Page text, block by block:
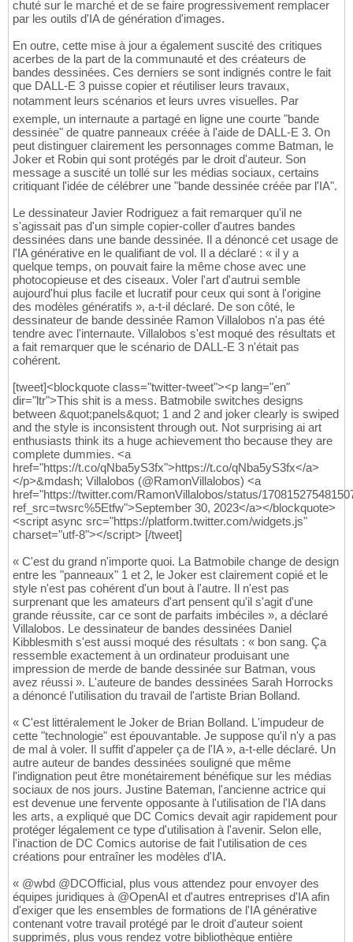
chuté sur le marché et de se faire progressivement remplacer
par les outils d'IA de génération d'images.
En outre, cette mise à jour a également suscité des critiques
acerbes de la part de la communauté et des créateurs de
bandes dessinées. Ces derniers se sont indignés contre le fait
que DALL-E 3 puisse copier et réutiliser leurs travaux,
notamment leurs scénarios et leurs uvres visuelles. Par
exemple, un internaute a partagé en ligne une courte "bande
dessinée" de quatre panneaux créée à l'aide de DALL-E 3. On
peut distinguer clairement les personnages comme Batman, le
Joker et Robin qui sont protégés par le droit d'auteur. Son
message a suscité un tollé sur les médias sociaux, certains
critiquant l'idée de célébrer une "bande dessinée créée par l'IA".
Le dessinateur Javier Rodriguez a fait remarquer qu'il ne
s'agissait pas d'un simple copier-coller d'autres bandes
dessinées dans une bande dessinée. Il a dénoncé cet usage de
l'IA générative en le qualifiant de vol. Il a déclaré : « il y a
quelque temps, on pouvait faire la même chose avec une
photocopieuse et des ciseaux. Voler l'art d'autrui semble
aujourd'hui plus facile et lucratif pour ceux qui sont à l'origine
des modèles génératifs », a-t-il déclaré. De son côté, le
dessinateur de bande dessinée Ramon Villalobos n'a pas été
tendre avec l'internaute. Villalobos s'est moqué des résultats et
a fait remarquer que le scénario de DALL-E 3 n'était pas
cohérent.
[tweet]<blockquote class="twitter-tweet"><p lang="en"
dir="ltr">This shit is a mess. Batmobile switches designs
between &quot;panels&quot; 1 and 2 and joker clearly is swiped
and the style is inconsistent through out. Not surprising ai art
enthusiasts think its a huge achievement tho because they are
complete dummies. <a
href="https://t.co/qNba5yS3fx">https://t.co/qNba5yS3fx</a>
</p>&mdash; Villalobos (@RamonVillalobos) <a
href="https://twitter.com/RamonVillalobos/status/
ref_src=twsrc%5Etfw">September 30, 2023</a></blockquote>
<script async src="https://platform.twitter.com/widgets.js"
charset="utf-8"></script> [/tweet]
« C'est du grand n'importe quoi. La Batmobile change de design
entre les "panneaux" 1 et 2, le Joker est clairement copié et le
style n'est pas cohérent d'un bout à l'autre. Il n'est pas
surprenant que les amateurs d'art pensent qu'il s'agit d'une
grande réussite, car ce sont de parfaits imbéciles », a déclaré
Villalobos. Le dessinateur de bandes dessinées Daniel
Kibblesmith s'est aussi moqué des résultats : « bon sang. Ça
ressemble exactement à un ordinateur produisant une
impression de merde de bande dessinée sur Batman, vous
avez réussi ». L'auteure de bandes dessinées Sarah Horrocks
a dénoncé l'utilisation du travail de l'artiste Brian Bolland.
« C'est littéralement le Joker de Brian Bolland. L'impudeur de
cette "technologie" est épouvantable. Je suppose qu'il n'y a pas
de mal à voler. Il suffit d'appeler ça de l'IA », a-t-elle déclaré. Un
autre auteur de bandes dessinées souligné que même
l'indignation peut être monétairement bénéfique sur les médias
sociaux de nos jours. Justine Bateman, l'ancienne actrice qui
est devenue une fervente opposante à l'utilisation de l'IA dans
les arts, a expliqué que DC Comics devait agir rapidement pour
protéger légalement ce type d'utilisation à l'avenir. Selon elle,
l'inaction de DC Comics autorise de fait l'utilisation de ces
créations pour entraîner les modèles d'IA.
« @wbd @DCOfficial, plus vous attendez pour envoyer des
équipes juridiques à @OpenAI et d'autres entreprises d'IA afin
d'exiger que les ensembles de formations de l'IA générative
contenant votre travail protégé par le droit d'auteur soient
supprimés, plus vous rendez votre bibliothèque entière